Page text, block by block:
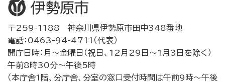
〒259-1188 神奈川県伊勢原市田中348番地
電話：0463-94-4711（代表）
開庁日時：月～金曜日（祝日、12月29日～1月3日を除く）
午前8時30分～午後5時
（本庁舎1階、分庁舎、分室の窓口受付時間は午前9時～午後